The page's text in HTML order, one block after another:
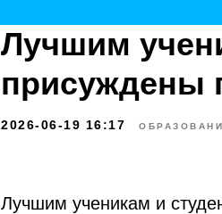
Лучшим
присуждены
2026-06-19 16:17
Лучшим ученикам и